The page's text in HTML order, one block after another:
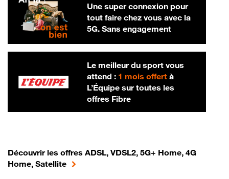
Une super connexion pour
tout faire chez vous avec la
5G. Sans engagement
Le meilleur du sport vous
attend : 1 mois offertà
L’Équipe sur toutes les
offres Fibre
Découvrir les offres ADSL, VDSL2, 5G+ Home, 4G
Home, Satellite